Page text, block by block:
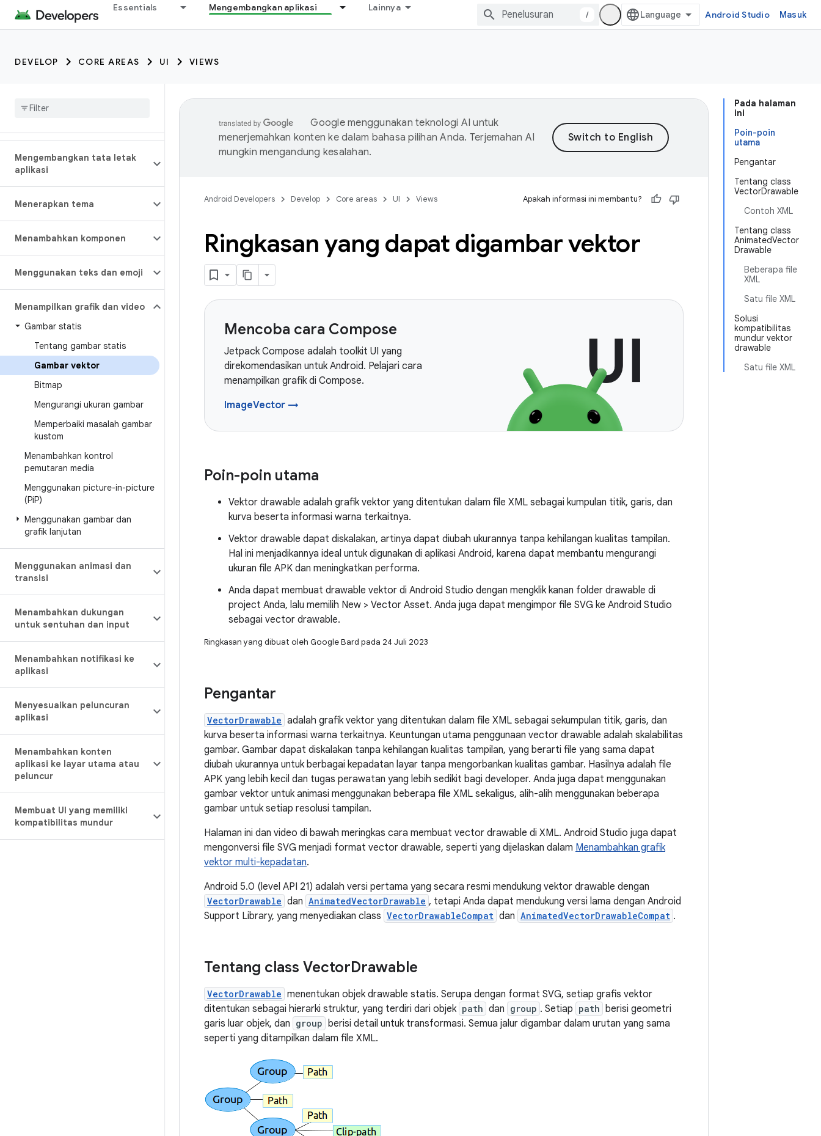
Essentials Mengembangkan aplikasi Lainnya
/ Android Studio Masuk
DEVELOP CORE AREAS UI VIEWS
Mengembangkan tata letak
aplikasi
Menerapkan tema
Menambahkan komponen
Menggunakan teks dan emoji
Menampilkan grafik dan video
Gambar statis
Tentang gambar statis
Gambar vektor
Bitmap
Mengurangi ukuran gambar
Memperbaiki masalah gambar
kustom
Menambahkan kontrol
pemutaran media
Menggunakan picture-in-picture
(PiP)
Menggunakan gambar dan
grafik lanjutan
Menggunakan animasi dan
transisi
Menambahkan dukungan
untuk sentuhan dan input
Menambahkan notifikasi ke
aplikasi
Menyesuaikan peluncuran
aplikasi
Menambahkan konten
aplikasi ke layar utama atau
peluncur
Membuat UI yang memiliki
kompatibilitas mundur
Pada halaman
ini
Poin-poin
utama
Pengantar
Tentang class
VectorDrawable
Contoh XML
Tentang class
AnimatedVector
Drawable
Beberapa file
XML
Satu file XML
Solusi
kompatibilitas
mundur vektor
drawable
Satu file XML
Google menggunakan teknologi AI untuk
menerjemahkan konten ke dalam bahasa pilihan Anda. Terjemahan AI
mungkin mengandung kesalahan.
Android Developers Develop Core areas UI Views Apakah informasi ini membantu?
Ringkasan yang dapat digambar vektor
Mencoba cara Compose
Jetpack Compose adalah toolkit UI yang
direkomendasikan untuk Android. Pelajari cara
menampilkan grafik di Compose.
ImageVector →
Poin-poin utama
Vektor drawable adalah grafik vektor yang ditentukan dalam file XML sebagai kumpulan titik, garis, dan
kurva beserta informasi warna terkaitnya.
Vektor drawable dapat diskalakan, artinya dapat diubah ukurannya tanpa kehilangan kualitas tampilan.
Hal ini menjadikannya ideal untuk digunakan di aplikasi Android, karena dapat membantu mengurangi
ukuran file APK dan meningkatkan performa.
Anda dapat membuat drawable vektor di Android Studio dengan mengklik kanan folder drawable di
project Anda, lalu memilih New > Vector Asset. Anda juga dapat mengimpor file SVG ke Android Studio
sebagai vector drawable.
Ringkasan yang dibuat oleh Google Bard pada 24 Juli 2023
Pengantar
VectorDrawable adalah grafik vektor yang ditentukan dalam file XML sebagai sekumpulan titik, garis, dan
kurva beserta informasi warna terkaitnya. Keuntungan utama penggunaan vector drawable adalah skalabilitas
gambar. Gambar dapat diskalakan tanpa kehilangan kualitas tampilan, yang berarti file yang sama dapat
diubah ukurannya untuk berbagai kepadatan layar tanpa mengorbankan kualitas gambar. Hasilnya adalah file
APK yang lebih kecil dan tugas perawatan yang lebih sedikit bagi developer. Anda juga dapat menggunakan
gambar vektor untuk animasi menggunakan beberapa file XML sekaligus, alih-alih menggunakan beberapa
gambar untuk setiap resolusi tampilan.
Halaman ini dan video di bawah meringkas cara membuat vector drawable di XML. Android Studio juga dapat
mengonversi file SVG menjadi format vector drawable, seperti yang dijelaskan dalam Menambahkan grafik
vektor multi-kepadatan.
Android 5.0 (level API 21) adalah versi pertama yang secara resmi mendukung vektor drawable dengan
VectorDrawable dan AnimatedVectorDrawable , tetapi Anda dapat mendukung versi lama dengan Android
Support Library, yang menyediakan class VectorDrawableCompat dan AnimatedVectorDrawableCompat .
Tentang class VectorDrawable
VectorDrawable menentukan objek drawable statis. Serupa dengan format SVG, setiap grafis vektor
ditentukan sebagai hierarki struktur, yang terdiri dari objek path dan group . Setiap path berisi geometri
garis luar objek, dan group berisi detail untuk transformasi. Semua jalur digambar dalam urutan yang sama
seperti yang ditampilkan dalam file XML.